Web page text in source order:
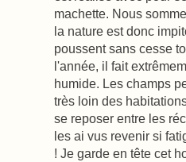
machette. Nous
la nature est donc
poussent sans cesse
l'année, il fait
humide. Les champs
très loin des
se reposer entre les
les ai vus revenir si
! Je garde en tête cet